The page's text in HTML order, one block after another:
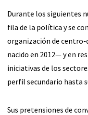
Durante los siguientes
fila de la política y se
organización de centro-
nacido en 2012— y en
iniciativas de los
perfil secundario hasta
Sus pretensiones de